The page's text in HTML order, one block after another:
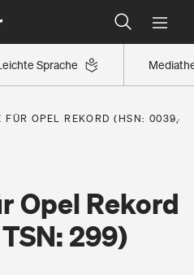
Sprache
finden
eingestuft
finden
FÜR OPEL REKORD (HSN: 0039,
Opel Rekord
299)